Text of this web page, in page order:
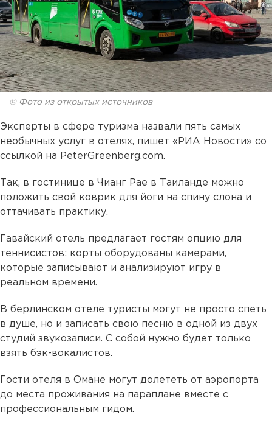
© Фото из открытых источников
Эксперты в сфере туризма назвали пять самых
необычных услуг в отелях, пишет «РИА Новости» со
ссылкой на PeterGreenberg.com.
Так, в гостинице в Чианг Рае в Таиланде можно
положить свой коврик для йоги на спину слона и
оттачивать практику.
Гавайский отель предлагает гостям опцию для
теннисистов: корты оборудованы камерами,
которые записывают и анализируют игру в
реальном времени.
В берлинском отеле туристы могут не просто спеть
в душе, но и записать свою песню в одной из двух
студий звукозаписи. С собой нужно будет только
взять бэк-вокалистов.
Гости отеля в Омане могут долететь от аэропорта
до места проживания на параплане вместе с
профессиональным гидом.